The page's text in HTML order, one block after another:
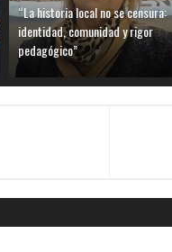
“La historia local no se censura:
identidad, comunidad y rigor
pedagógico”